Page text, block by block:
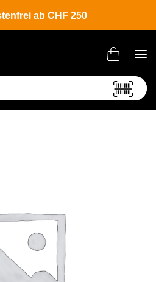
ab CHF 250
Haarfarbe